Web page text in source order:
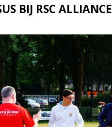
BIJ RSC ALLIANCE